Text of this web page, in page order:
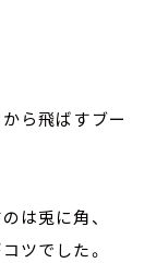
ら飛ばすブー
は兎に角、
ツでした。